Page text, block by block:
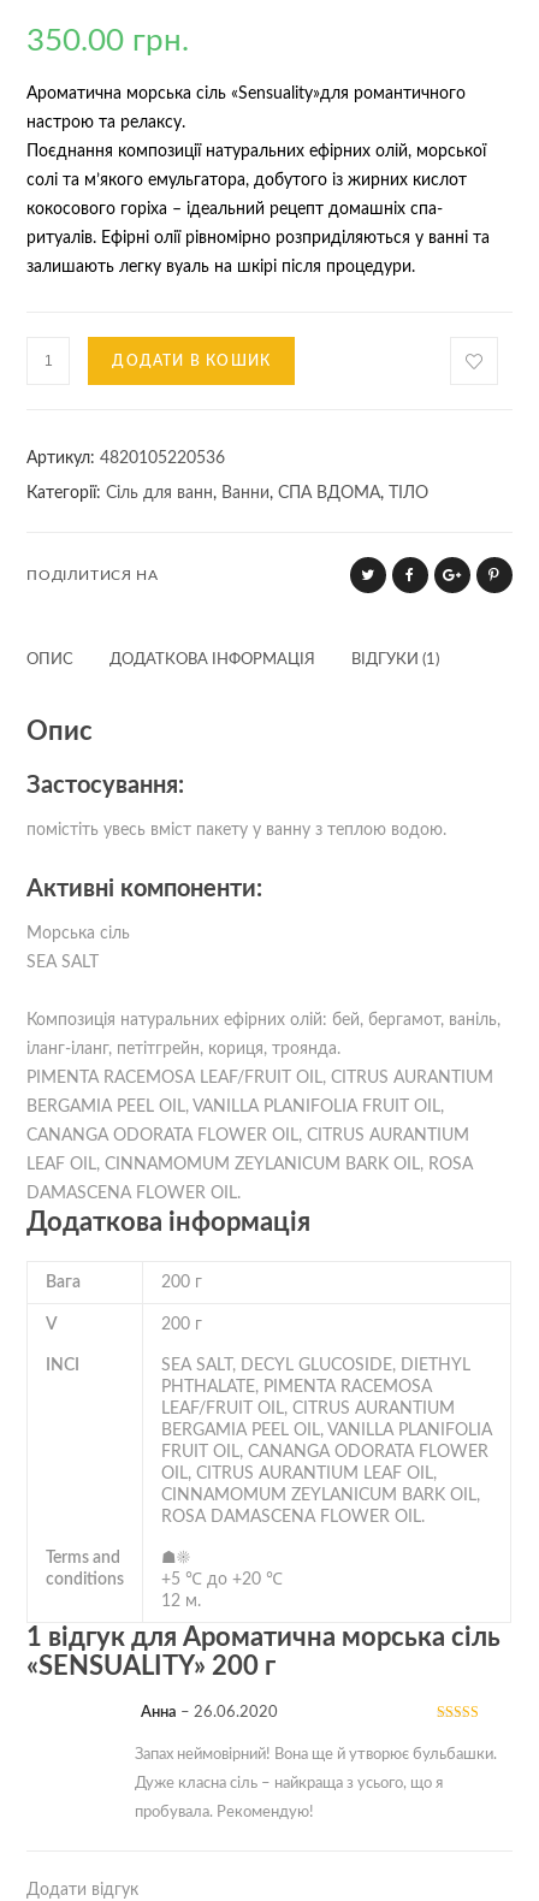
основі
опитування
350.00 грн.
Ароматична морська сіль «Sensuality»для романтичного
настрою та релаксу.
Поєднання композиції натуральних ефірних олій, морської
солі та м’якого емульгатора, добутого із жирних кислот
кокосового горіха – ідеальний рецепт домашніх спа-
ритуалів. Ефірні олії рівномірно розприділяються у ванні та
залишають легку вуаль на шкірі після процедури.
Ароматична
200
г
ДОДАТИ В КОШИК
Артикул:4820105220536
Категорії:Сіль для ванн, Ванни,СПА ВДОМА, ТІЛО
ПОДІЛИТИСЯ НА
ОПИС ДОДАТКОВА ІНФОРМАЦІЯ ВІДГУКИ (1)
Опис
Застосування:
помістіть увесь вміст пакету у ванну з теплою водою.
Активні компоненти:
Морська сіль
SEA SALT
Композиція натуральних ефірних олій: бей, бергамот, ваніль,
іланг-iланг, петітгрейн, кориця, троянда.
PIMENTA RACEMOSA LEAF/FRUIT OIL, CITRUS AURANTIUM
BERGAMIA PEEL OIL, VANILLA PLANIFOLIA FRUIT OIL,
CANANGA ODORATA FLOWER OIL, CITRUS AURANTIUM
LEAF OIL, CINNAMOMUM ZEYLANICUM BARK OIL, ROSA
DAMASCENA FLOWER OIL.
Додаткова інформація
Вага 200 г
V 200 г
INCI
SEA SALT, DECYL GLUCOSIDE, DIETHYL
PHTHALATE, PIMENTA RACEMOSA
LEAF/FRUIT OIL, CITRUS AURANTIUM
BERGAMIA PEEL OIL, VANILLA PLANIFOLIA
FRUIT OIL, CANANGA ODORATA FLOWER
OIL, CITRUS AURANTIUM LEAF OIL,
CINNAMOMUM ZEYLANICUM BARK OIL,
ROSA DAMASCENA FLOWER OIL.
Terms and
conditions
☗☀
+5 ℃ до +20 ℃
12 м.
1 відгук дляАроматична морська сіль
«SENSUALITY» 200 г
з 5
Анна – 26.06.2020
Запах неймовірний! Вона ще й утворює бульбашки.
Дуже класна сіль – найкраща з усього, що я
пробувала. Рекомендую!
Додати відгук